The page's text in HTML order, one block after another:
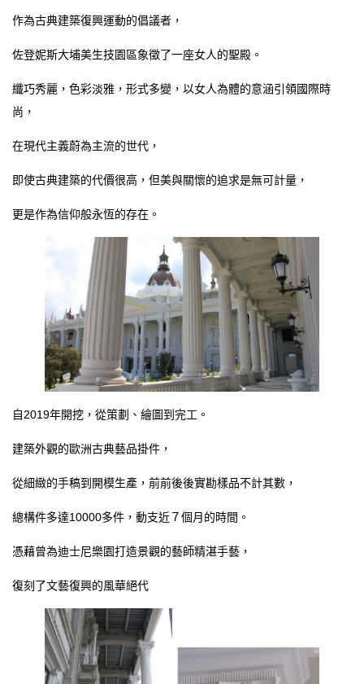
作為古典建築復興運動的倡議者，
佐登妮斯大埔美生技園區象徵了一座女人的聖殿。
纖巧秀麗，色彩淡雅，形式多變，以女人為體的意涵引領國際時
尚，
在現代主義蔚為主流的世代，
即使古典建築的代價很高，但美與關懷的追求是無可計量，
更是作為信仰般永恆的存在。
自2019年開挖，從策劃、繪圖到完工。
建築外觀的歐洲古典藝品掛件，
從細緻的手稿到開模生產，前前後後實勘樣品不計其數，
總構件多達10000多件，動支近７個月的時間。
憑藉曾為迪士尼樂園打造景觀的藝師精湛手藝，
復刻了文藝復興的風華絕代